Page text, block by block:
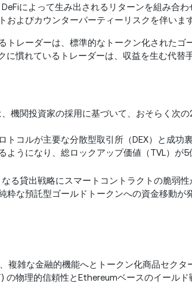
によって生み出されるリターンを組み合
よびカウンターパーティーリスクを伴います
トレーダーは、標準的なトークン化されたゴ
慣れているトレーダーは、収益を生む代替
機関投資家の採用に基づいて、おそらく次
コルが主要な分散型取引所（DEX）と成功
ようになり、総ロックアップ価値（TVL）が
る貸出戦略にスマートコントラクトの脆弱
粋な預託型ゴールドトークンへの資金移動が
複雑な金融的機能へとトークン化商品セクタ
物理的信頼性とEthereumベースのイールド